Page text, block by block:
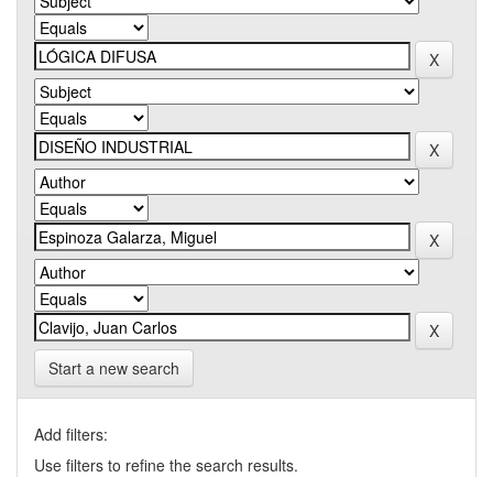
Start a new search
Add filters:
Use filters to refine the search results.